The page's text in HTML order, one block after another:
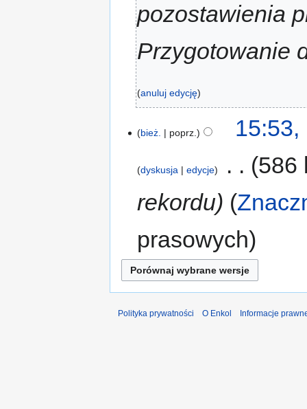
pozostawienia
Przygotowanie
anuluj edycję
bież. poprz. 15:53,
dyskusja edycje
586
rekordu
prasowych
Polityka prywatności O Enkol Informacje